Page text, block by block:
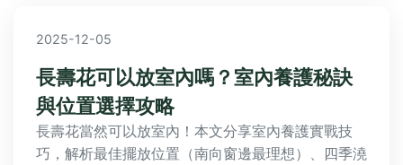
2025-12-05
長壽花可以放室內嗎？室內養護秘訣
與位置選擇攻略
長壽花當然可以放室內！本文分享室內養護實戰技
巧，解析最佳擺放位置（南向窗邊最理想）、四季澆